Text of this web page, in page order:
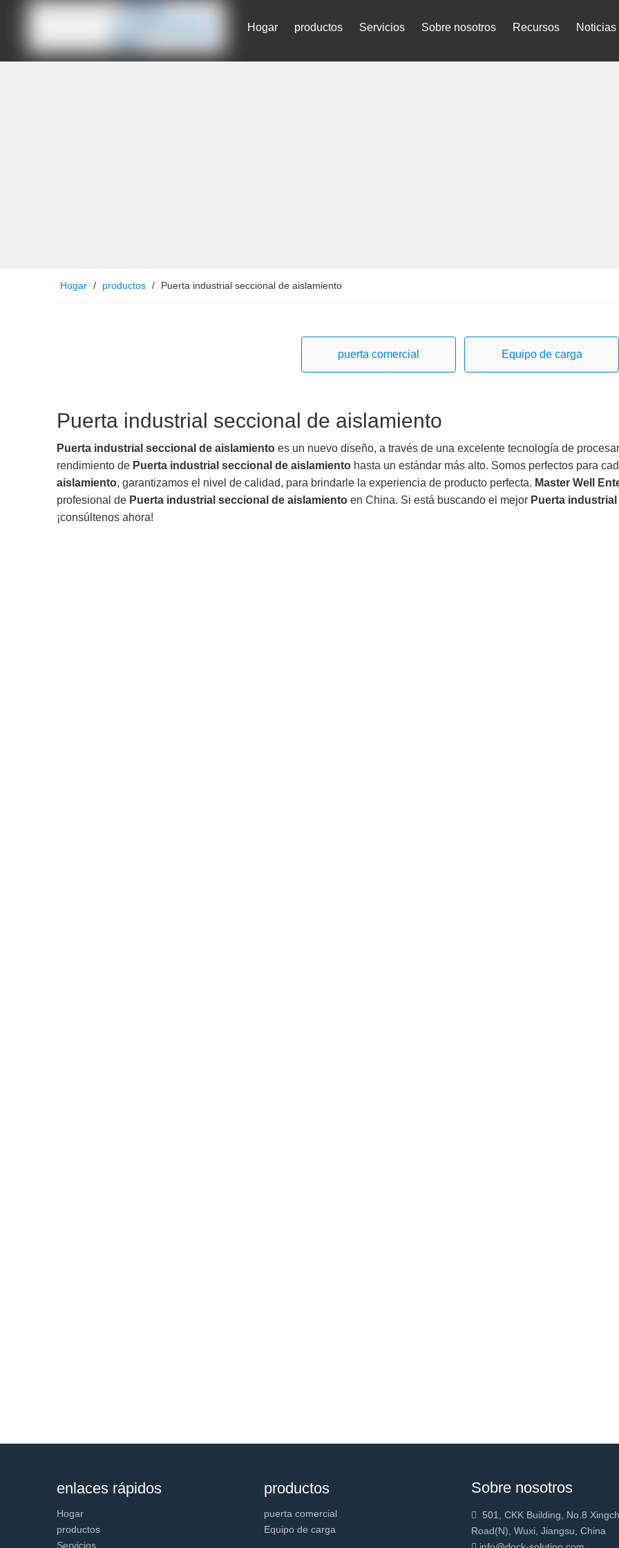
Hogar productos Servicios Sobre nosotros Recursos Noticias
Hogar / productos / Puerta industrial seccional de aislamiento
puerta comercial Equipo de carga
Puerta industrial seccional de aislamiento
Puerta industrial seccional de aislamiento es un nuevo diseño, a través de una excelente tecnología de
rendimiento de Puerta industrial seccional de aislamiento hasta un estándar más alto. Somos perfectos para
aislamiento, garantizamos el nivel de calidad, para brindarle la experiencia de producto perfecta. Master Well
profesional de Puerta industrial seccional de aislamiento en China. Si está buscando el mejor Puerta
¡consúltenos ahora!
enlaces rápidos
Hogar
productos
Servicios
productos
puerta comercial
Equipo de carga
Sobre nosotros
 501, CKK Building, No.8
Road(N), Wuxi, Jiangsu, China